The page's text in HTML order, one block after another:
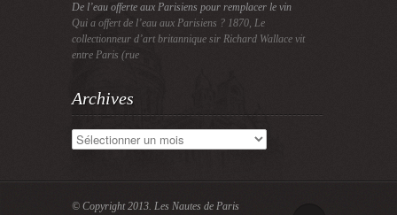
De l’eau offerte aux Parisiens pour remplacer le vin
Qui a offert de l’eau aux Parisiens ? 1870, Le
collectionneur d’art britannique sir Richard Wallace vit
entre Paris (rue
Archives
Archives
© Copyright 2013. Les Nautes de Paris